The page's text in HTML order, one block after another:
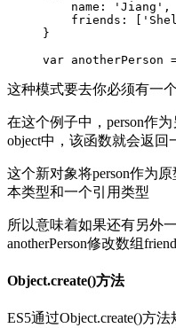
    name: 'Jiang',
friends:
}
var
这种模式要去你必须有一
在这个例子中，person作
object中，该函数就会返回
这个新对象将person作为
本类型和一个引用类型
所以意味着如果还有另外
anotherPerson修改数组
Object.create()方法
ES5通过Object.create()方